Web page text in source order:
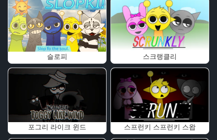
슬로피 스크랭클리
포그리 라이크 윈드 스프런키 스프런키 스왑